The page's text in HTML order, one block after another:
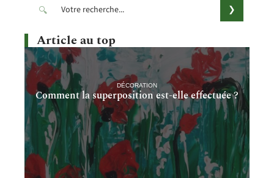
Article au top
DÉCORATION
Comment la superposition est-elle effectuée ?